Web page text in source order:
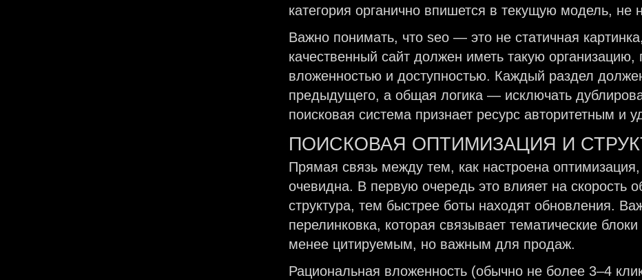
категория органично впишется в текущую модель, не
Важно понимать, что seo — это не статичная
качественный сайт должен иметь такую
вложенностью и доступностью. Каждый раздел
предыдущего, а общая логика — исключать
поисковая система признает ресурс авторитетным и
ПОИСКОВАЯ ОПТИМИЗАЦИЯ И
Прямая связь между тем, как настроена
очевидна. В первую очередь это влияет на скорость
структура, тем быстрее боты находят обновления.
перелинковка, которая связывает тематические
менее цитируемым, но важным для продаж.
Рациональная вложенность (обычно не более 3–4